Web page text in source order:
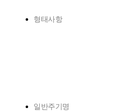
형태사항
일반주기명